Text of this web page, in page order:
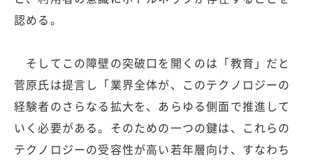
認める。
そしてこの障壁の突破口を開くのは「教育」だと
菅原氏は提言し「業界全体が、このテクノロジーの
経験者のさらなる拡大を、あらゆる側面で推進して
いく必要がある。そのための一つの鍵は、これらの
テクノロジーの受容性が高い若年層向け、すなわち